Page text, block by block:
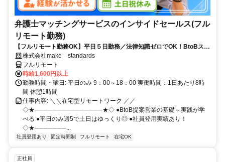
弁護士マッチングサービスのインサイドセールス(フル
リモート勤務)
【フルリモート勤務OK】平日５日勤務／法律知識ゼロでOK！BtoBスキ
ルが身につく営業職
株式会社make standards
フルリモート
時給1,600円以上
勤務時間・曜日: 平日のみ 9：00～18：00 実働時間：1日あたり8時
間 休憩1時間
仕事内容: ＼＼在宅型リモートワーク ／／
◇★───────────────★◇ ●BtoB提案営業の基礎～実践が学
べる ●平日のみ週5で土日はゆっくり◎ ●社員登用実績あり！
◇★───────...
社員登用あり 固定時間制 フルリモート 在宅OK
正社員